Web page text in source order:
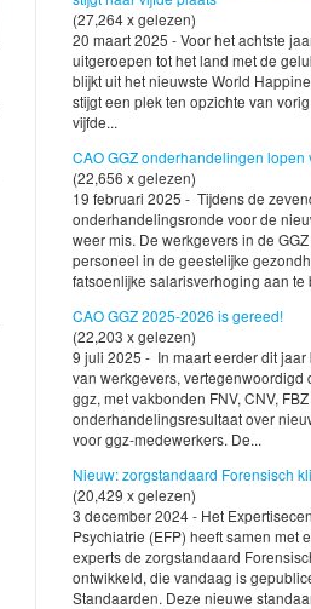
(27,264 x gelezen)
20 maart 2025 - Voor het achtste
uitgeroepen tot het land met de
blijkt uit het nieuwste World
stijgt een plek ten opzichte van
vijfde...
CAO GGZ onderhandelingen
(22,656 x gelezen)
19 februari 2025 - Tijdens de
onderhandelingsronde voor de
weer mis. De werkgevers in de
personeel in de geestelijke
fatsoenlijke salarisverhoging aan te
CAO GGZ 2025-2026 is gereed!
(22,203 x gelezen)
9 juli 2025 - In maart eerder dit
van werkgevers, vertegenwoordigd
ggz, met vakbonden FNV, CNV,
onderhandelingsresultaat over
voor ggz-medewerkers. De...
Nieuw: zorgstandaard Forensisch
(20,429 x gelezen)
3 december 2024 - Het
Psychiatrie (EFP) heeft samen met
experts de zorgstandaard
ontwikkeld, die vandaag is
Standaarden. Deze nieuwe